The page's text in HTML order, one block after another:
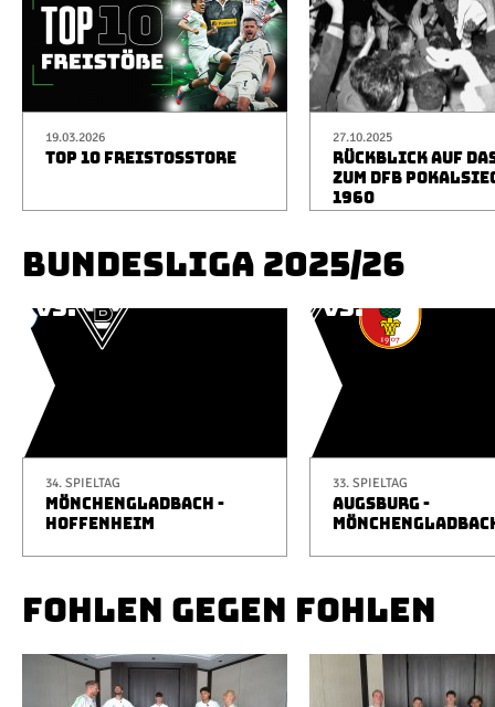
19.03.2026
TOP 10 FREISTOSSTORE
27.10.2025
RÜCKBLICK AUF
ZUM DFB
1960
BUNDESLIGA 2025/26
34. SPIELTAG
MÖNCHENGLADBACH -
HOFFENHEIM
33. SPIELTAG
AUGSBURG -
FOHLEN GEGEN FOHLEN